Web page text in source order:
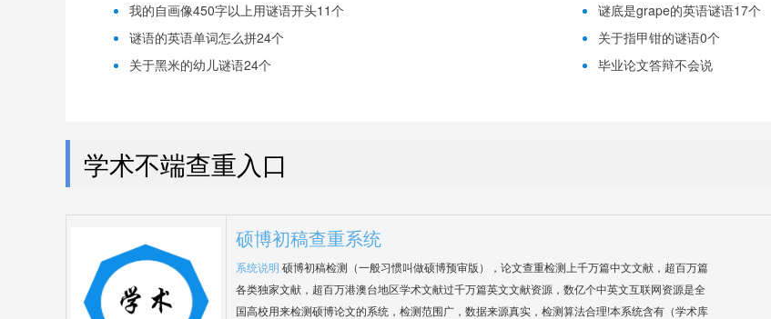
我的自画像450字以上用谜语开头11个
谜底是grape的英语谜语17个
谜语的英语单词怎么拼24个
关于指甲钳的谜语0个
关于黑米的幼儿谜语24个
毕业论文答辩不会说
学术不端查重入口
硕博初稿查重系统
系统说明 硕博初稿检测（一般习惯叫做硕博预审版），论文查重检测上千万篇中文文献，超百万篇
各类独家文献，超百万港澳台地区学术文献过千万篇英文文献资源，数亿个中英文互联网资源是全
国高校用来检测硕博论文的系统，检测范围广，数据来源真实，检测算法合理!本系统含有（学术库